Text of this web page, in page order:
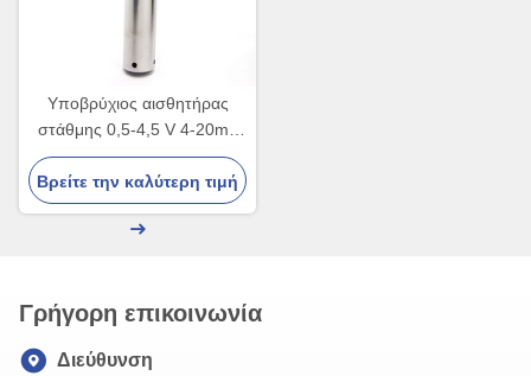
Υποβρύχιος αισθητήρας
στάθμης 0,5-4,5 V 4-20ma
για φρεάτιο δεξαμενής νερού
Βρείτε την καλύτερη τιμή
Γρήγορη επικοινωνία
Διεύθυνση